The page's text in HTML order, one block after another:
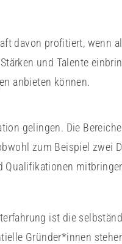
davon profitiert, wenn
und Talente
anbieten können.
gelingen. Die
zum Beispiel zwei
Qualifikationen
ist die
Gründer*innen